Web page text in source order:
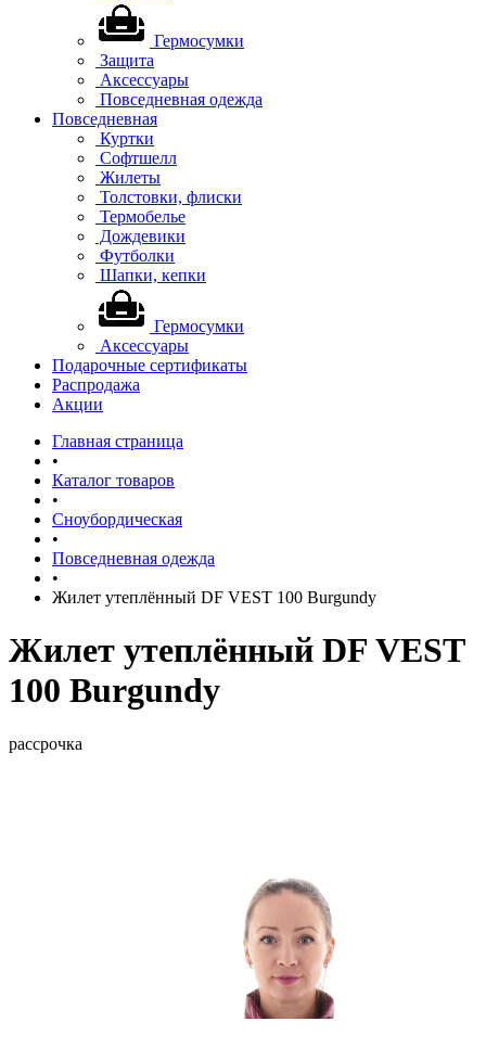
Гермосумки
Защита
Аксессуары
Повседневная одежда
Повседневная
Куртки
Софтшелл
Жилеты
Толстовки, флиски
Термобелье
Дождевики
Футболки
Шапки, кепки
Гермосумки
Аксессуары
Подарочные сертификаты
Распродажа
Акции
Главная страница
•
Каталог товаров
•
Сноубордическая
•
Повседневная одежда
•
Жилет утеплённый DF VEST 100 Burgundy
Жилет утеплённый DF VEST
100 Burgundy
рассрочка